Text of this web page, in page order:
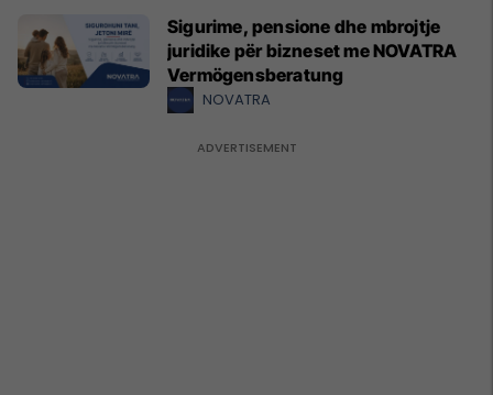
Sigurime, pensione dhe mbrojtje
juridike për bizneset me NOVATRA
Vermögensberatung
NOVATRA